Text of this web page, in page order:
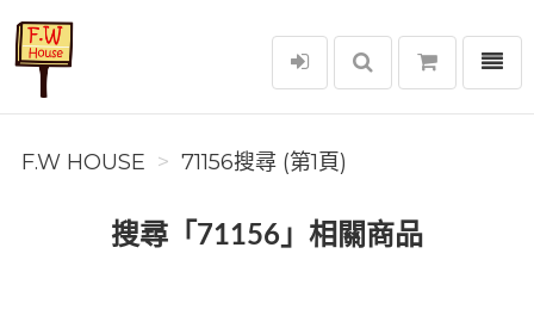
F.W House
選單
F.W HOUSE 71156搜尋 (第1頁)
搜尋「71156」相關商品